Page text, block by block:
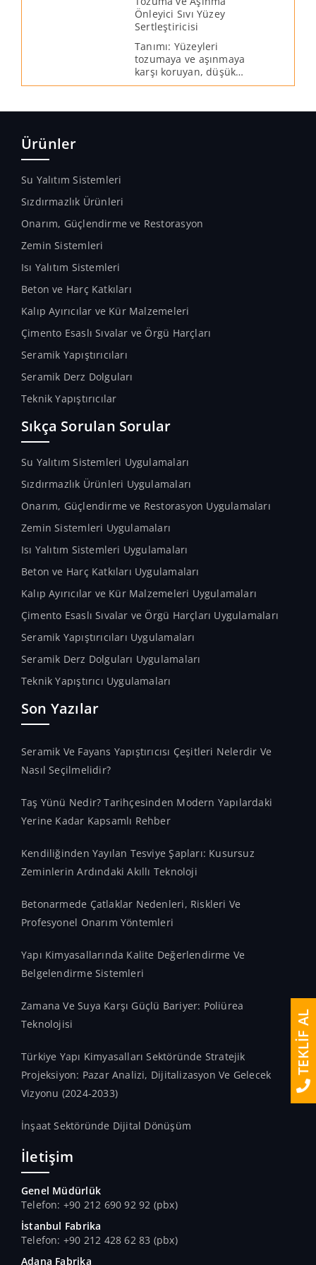
Önleyici Sıvı Yüzey
Sertleştiricisi
Tanımı: Yüzeyleri
tozumaya ve aşınmaya
karşı koruyan, düşük
viskoziteli, renksiz sıvı
Uygulama yapılan
Ürünler
Su Yalıtım Sistemleri
Sızdırmazlık Ürünleri
Onarım, Güçlendirme ve Restorasyon
Zemin Sistemleri
Isı Yalıtım Sistemleri
Beton ve Harç Katkıları
Kalıp Ayırıcılar ve Kür Malzemeleri
Çimento Esaslı Sıvalar ve Örgü Harçları
Seramik Yapıştırıcıları
Seramik Derz Dolguları
Teknik Yapıştırıcılar
Sıkça Sorulan Sorular
Su Yalıtım Sistemleri Uygulamaları
Sızdırmazlık Ürünleri Uygulamaları
Onarım, Güçlendirme ve Restorasyon Uygulamaları
Zemin Sistemleri Uygulamaları
Isı Yalıtım Sistemleri Uygulamaları
Beton ve Harç Katkıları Uygulamaları
Kalıp Ayırıcılar ve Kür Malzemeleri Uygulamaları
Çimento Esaslı Sıvalar ve Örgü Harçları Uygulamaları
Seramik Yapıştırıcıları Uygulamaları
Seramik Derz Dolguları Uygulamaları
Teknik Yapıştırıcı Uygulamaları
Son Yazılar
Seramik Ve Fayans Yapıştırıcısı Çeşitleri Nelerdir Ve
Nasıl Seçilmelidir?
Taş Yünü Nedir? Tarihçesinden Modern Yapılardaki
Yerine Kadar Kapsamlı Rehber
Kendiliğinden Yayılan Tesviye Şapları: Kusursuz
Zeminlerin Ardındaki Akıllı Teknoloji
Betonarmede Çatlaklar Nedenleri, Riskleri Ve
Profesyonel Onarım Yöntemleri
Yapı Kimyasallarında Kalite Değerlendirme Ve
Belgelendirme Sistemleri
Zamana Ve Suya Karşı Güçlü Bariyer: Poliürea
Teknolojisi
Türkiye Yapı Kimyasalları Sektöründe Stratejik
Projeksiyon: Pazar Analizi, Dijitalizasyon Ve Gelecek
Vizyonu (2024-2033)
İnşaat Sektöründe Dijital Dönüşüm
İletişim
Genel Müdürlük
Telefon: +90 212 690 92 92 (pbx)
İstanbul Fabrika
Telefon: +90 212 428 62 83 (pbx)
Adana Fabrika
TEKLİF AL